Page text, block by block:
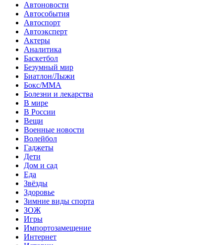
Автоновости
Автособытия
Автоспорт
Автоэксперт
Актеры
Аналитика
Баскетбол
Безумный мир
Биатлон/Лыжи
Бокс/MMA
Болезни и лекарства
В мире
В России
Вещи
Военные новости
Волейбол
Гаджеты
Дети
Дом и сад
Еда
Звёзды
Здоровье
Зимние виды спорта
ЗОЖ
Игры
Импортозамещение
Интернет